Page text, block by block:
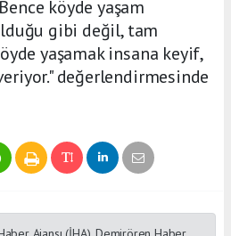
köyde yaşam
gibi değil, tam
yaşamak insana keyif,
değerlendirmesinde